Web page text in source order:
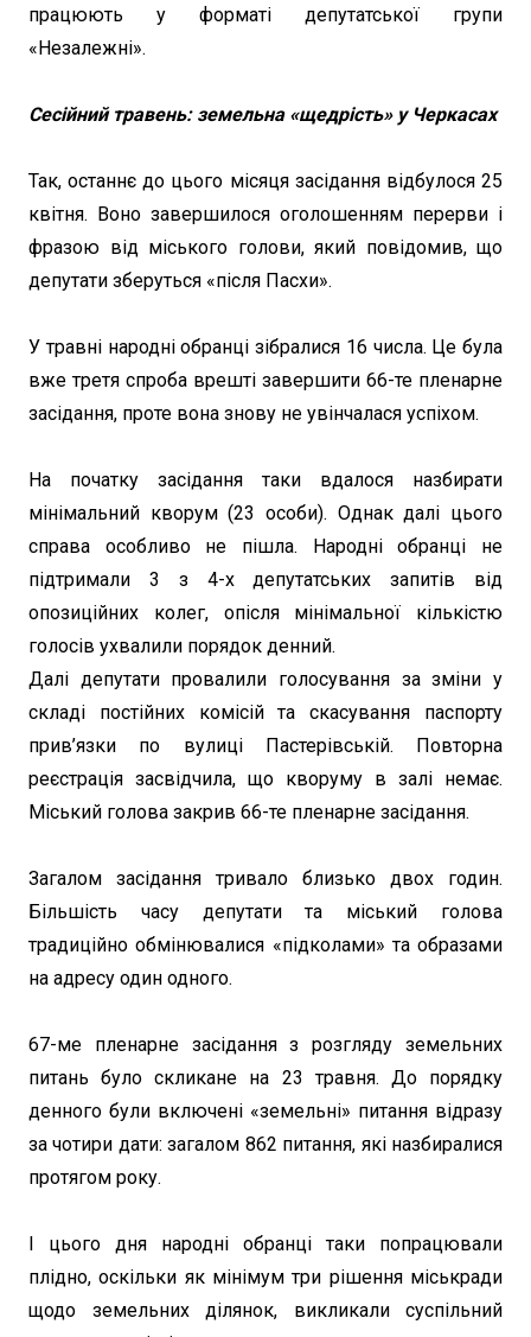
працюють у форматі депутатської групи
«Незалежні».
Сесійний травень: земельна «щедрість» у Черкасах
Так, останнє до цього місяця засідання відбулося 25
квітня. Воно завершилося оголошенням перерви і
фразою від міського голови, який повідомив, що
депутати зберуться «після Пасхи».
У травні народні обранці зібралися 16 числа. Це була
вже третя спроба врешті завершити 66-те пленарне
засідання, проте вона знову не увінчалася успіхом.
На початку засідання таки вдалося назбирати
мінімальний кворум (23 особи). Однак далі цього
справа особливо не пішла. Народні обранці не
підтримали 3 з 4-х депутатських запитів від
опозиційних колег, опісля мінімальної кількістю
голосів ухвалили порядок денний.
Далі депутати провалили голосування за зміни у
складі постійних комісій та скасування паспорту
прив’язки по вулиці Пастерівській. Повторна
реєстрація засвідчила, що кворуму в залі немає.
Міський голова закрив 66-те пленарне засідання.
Загалом засідання тривало близько двох годин.
Більшість часу депутати та міський голова
традиційно обмінювалися «підколами» та образами
на адресу один одного.
67-ме пленарне засідання з розгляду земельних
питань було скликане на 23 травня. До порядку
денного були включені «земельні» питання відразу
за чотири дати: загалом 862 питання, які назбиралися
протягом року.
І цього дня народні обранці таки попрацювали
плідно, оскільки як мінімум три рішення міськради
щодо земельних ділянок, викликали суспільний